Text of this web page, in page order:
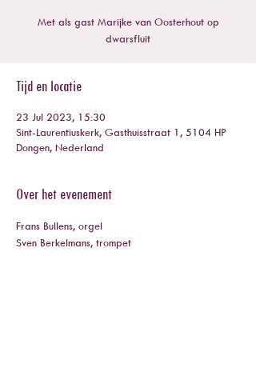
Met als gast Marijke van Oosterhout op
dwarsfluit
Tijd en locatie
23 Jul 2023, 15:30
Sint-Laurentiuskerk, Gasthuisstraat 1, 5104 HP
Dongen, Nederland
Over het evenement
Frans Bullens, orgel
Sven Berkelmans, trompet